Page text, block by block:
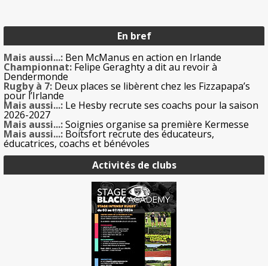
En bref
Mais aussi...: Ben McManus en action en Irlande
Championnat: Felipe Geraghty a dit au revoir à
Dendermonde
Rugby à 7: Deux places se libèrent chez les Fizzapapa’s
pour l’Irlande
Mais aussi...: Le Hesby recrute ses coachs pour la saison
2026-2027
Mais aussi...:Soignies organise sa première Kermesse
Mais aussi...: Boitsfort recrute des éducateurs,
éducatrices, coachs et bénévoles
Activités de clubs